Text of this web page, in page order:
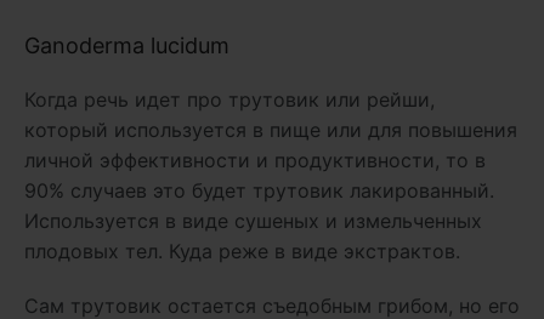
Ganoderma lucidum
Когда речь идет про трутовик или рейши,
который используется в пище или для повышения
личной эффективности и продуктивности, то в
90% случаев это будет трутовик лакированный.
Используется в виде сушеных и измельченных
плодовых тел. Куда реже в виде экстрактов.
Сам трутовик остается съедобным грибом, но его